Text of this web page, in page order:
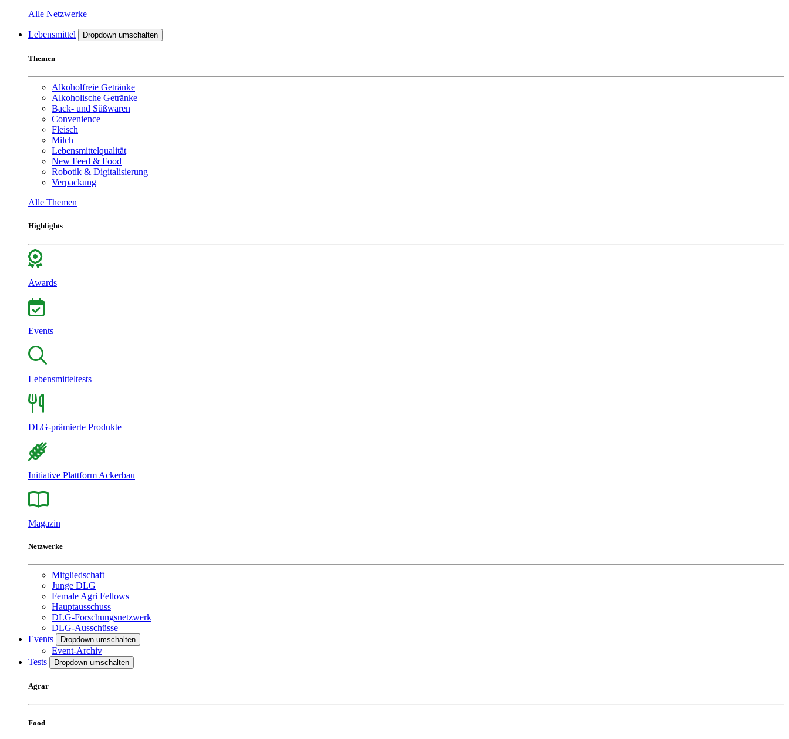
Alle Netzwerke
Lebensmittel Dropdown umschalten
Themen
Alkoholfreie Getränke
Alkoholische Getränke
Back- und Süßwaren
Convenience
Fleisch
Milch
Lebensmittelqualität
New Feed & Food
Robotik & Digitalisierung
Verpackung
Alle Themen
Highlights
Awards
Events
Lebensmitteltests
DLG-prämierte Produkte
Initiative Plattform Ackerbau
Magazin
Netzwerke
Mitgliedschaft
Junge DLG
Female Agri Fellows
Hauptausschuss
DLG-Forschungsnetzwerk
DLG-Ausschüsse
Events
Dropdown umschalten
Event-Archiv
Tests
Dropdown umschalten
Agrar
Food